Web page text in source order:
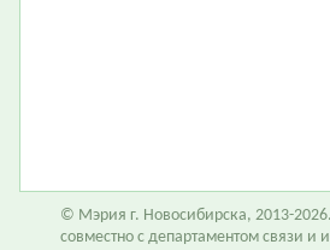
© Мэрия г. Новосибирска, 2013-
совместно с департаментом связи